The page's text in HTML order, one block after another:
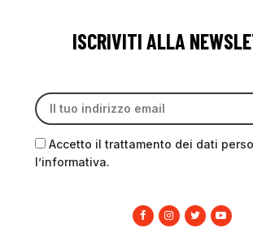
ISCRIVITI ALLA
Accetto il trattamento dei dati
l’informativa.